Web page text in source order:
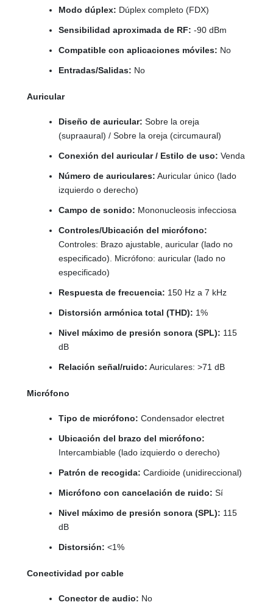
Modo dúplex: Dúplex completo (FDX)
Sensibilidad aproximada de RF: -90 dBm
Compatible con aplicaciones móviles: No
Entradas/Salidas: No
Auricular
Diseño de auricular: Sobre la oreja
(supraaural) / Sobre la oreja (circumaural)
Conexión del auricular / Estilo de uso: Venda
Número de auriculares: Auricular único (lado
izquierdo o derecho)
Campo de sonido: Mononucleosis infecciosa
Controles/Ubicación del micrófono:
Controles: Brazo ajustable, auricular (lado no
especificado). Micrófono: auricular (lado no
especificado)
Respuesta de frecuencia: 150 Hz a 7 kHz
Distorsión armónica total (THD): 1%
Nivel máximo de presión sonora (SPL): 115
dB
Relación señal/ruido: Auriculares: >71 dB
Micrófono
Tipo de micrófono: Condensador electret
Ubicación del brazo del micrófono:
Intercambiable (lado izquierdo o derecho)
Patrón de recogida: Cardioide (unidireccional)
Micrófono con cancelación de ruido: Sí
Nivel máximo de presión sonora (SPL): 115
dB
Distorsión: <1%
Conectividad por cable
Conector de audio: No